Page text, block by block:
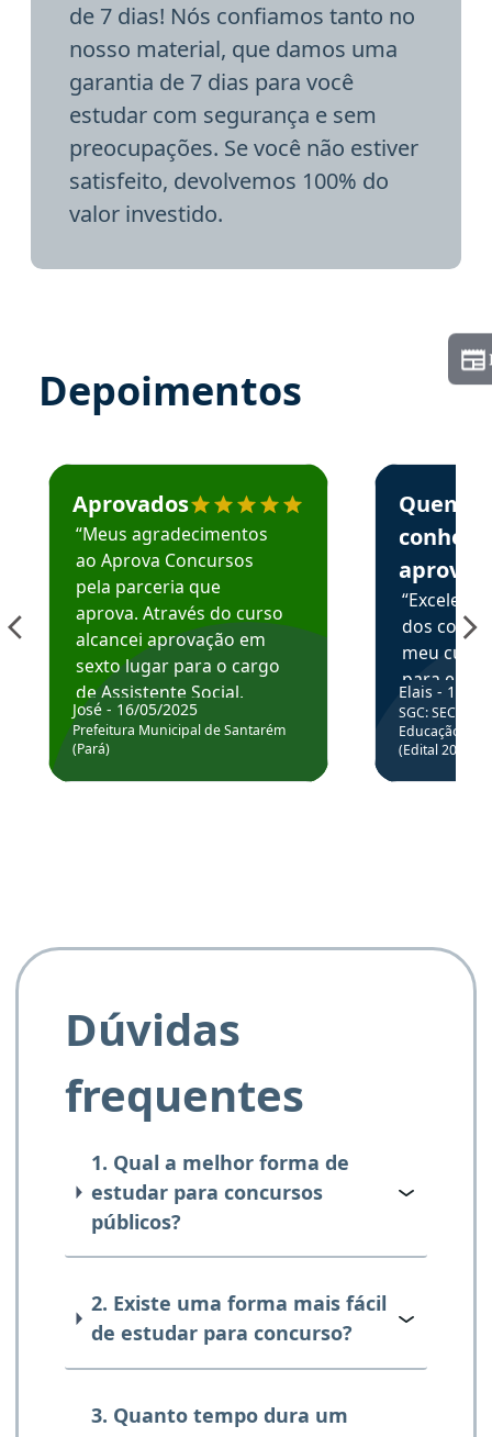
de 7 dias! Nós confiamos tanto no
nosso material, que damos uma
garantia de 7 dias para você
estudar com segurança e sem
preocupações. Se você não estiver
satisfeito, devolvemos 100% do
valor investido.
Depoimentos
Estudante José recomenda o Aprova Concursos em
Aprovados
“Meus agradecimentos
ao Aprova Concursos
pela parceria que
aprova. Através do curso
alcancei aprovação em
sexto lugar para o cargo
de Assistente Social.
Hoje estou atuando na
Prefeitura de Santarém.
José - 16/05/2025
Prefeitura Municipal de Santarém
(Pará)
Estudante
Quem
aprova
dos
meu
para
colocar
através
de
Elais - 15/
SGC: SEC BA
Educação
(Edital
Dúvidas
frequentes
1. Qual a melhor forma de
estudar para concursos
públicos?
2. Existe uma forma mais fácil
de estudar para concurso?
3. Quanto tempo dura um